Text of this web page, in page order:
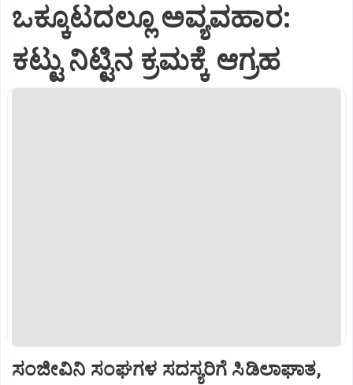
ಒಕ್ಕೂಟದಲ್ಲೂ ಅವ್ಯವಹಾರ:
ಕಟ್ಟು ನಿಟ್ಟಿನ ಕ್ರಮಕ್ಕೆ ಆಗ್ರಹ
ಸಂಜೀವಿನಿ ಸಂಘಗಳ ಸದಸ್ಯರಿಗೆ ಸಿಡಿಲಾಘಾತ,